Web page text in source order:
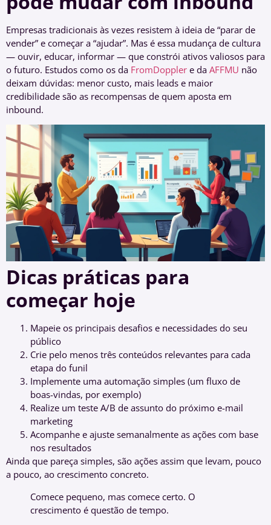
Empresas tradicionais às vezes resistem à ideia de “parar de
vender” e começar a “ajudar”. Mas é essa mudança de cultura
— ouvir, educar, informar — que constrói ativos valiosos para
o futuro. Estudos como os da FromDoppler e da AFFMU não
deixam dúvidas: menor custo, mais leads e maior
credibilidade são as recompensas de quem aposta em
inbound.
Dicas práticas para
começar hoje
Mapeie os principais desafios e necessidades do seu
público
Crie pelo menos três conteúdos relevantes para cada
etapa do funil
Implemente uma automação simples (um fluxo de
boas-vindas, por exemplo)
Realize um teste A/B de assunto do próximo e-mail
marketing
Acompanhe e ajuste semanalmente as ações com base
nos resultados
Ainda que pareça simples, são ações assim que levam, pouco
a pouco, ao crescimento concreto.
Comece pequeno, mas comece certo. O
crescimento é questão de tempo.